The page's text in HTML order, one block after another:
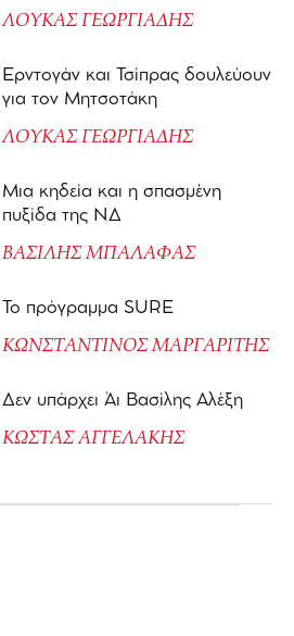
ΛΟΥΚΑΣ ΓΕΩΡΓΙΑΔΗΣ
Ερντογάν και Τσίπρας δουλεύουν
για τον Μητσοτάκη
ΛΟΥΚΑΣ ΓΕΩΡΓΙΑΔΗΣ
Μια κηδεία και η σπασμένη
πυξίδα της ΝΔ
ΒΑΣΙΛΗΣ ΜΠΑΛΑΦΑΣ
Το πρόγραμμα SURE
ΚΩΝΣΤΑΝΤΙΝΟΣ ΜΑΡΓΑΡΙΤΗΣ
Δεν υπάρχει Άι Βασίλης Αλέξη
ΚΩΣΤΑΣ ΑΓΓΕΛΑΚΗΣ